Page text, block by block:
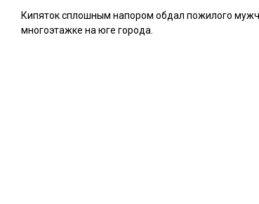
Кипяток сплошным напором обдал пожилого
многоэтажке на юге города.